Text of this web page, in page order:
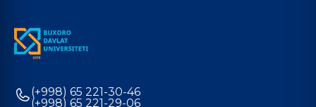
(+998) 65 221-30-46
(+998) 65 221-29-06